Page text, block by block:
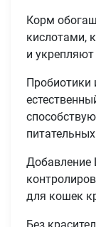
Корм
кислотами,
и
Пробиотики
Добавление
для кошек